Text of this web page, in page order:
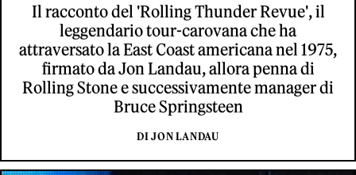
Il racconto del 'Rolling Thunder Revue', il
leggendario tour-carovana che ha
attraversato la East Coast americana nel 1975,
firmato da Jon Landau, allora penna di
Rolling Stone e successivamente manager di
Bruce Springsteen
DI JON LANDAU